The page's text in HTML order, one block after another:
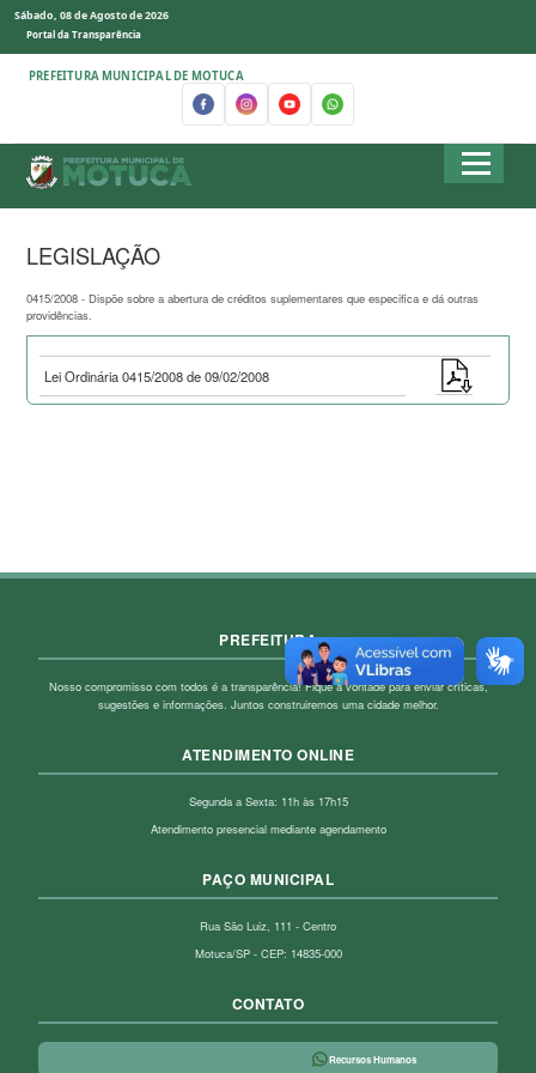
Sábado, 08 de Agosto de 2026
Portal da Transparência
PREFEITURA MUNICIPAL DE MOTUCA
LEGISLAÇÃO
0415/2008 - Dispõe sobre a abertura de créditos suplementares que especifica e dá outras
providências.
Lei Ordinária 0415/2008 de 09/02/2008
PREFEITURA
Nosso compromisso com todos é a transparência! Fique à vontade para enviar críticas,
sugestões e informações. Juntos construiremos uma cidade melhor.
ATENDIMENTO ONLINE
Segunda a Sexta: 11h às 17h15
Atendimento presencial mediante agendamento
PAÇO MUNICIPAL
Rua São Luiz, 111 - Centro
Motuca/SP - CEP: 14835-000
CONTATO
Recursos Humanos